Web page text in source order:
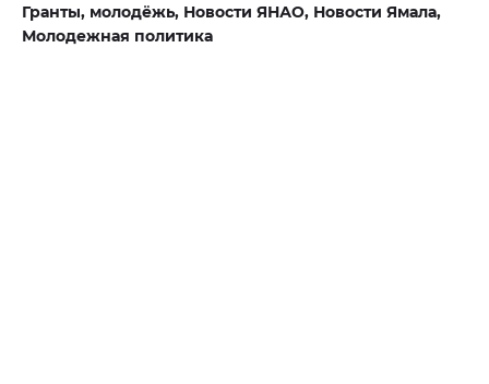
Гранты, молодёжь, Новости ЯНАО, Новости Ямала,
Молодежная политика